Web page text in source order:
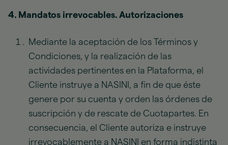
4. Mandatos irrevocables. Autorizaciones
Mediante la aceptación de los Términos y
Condiciones, y la realización de las
actividades pertinentes en la Plataforma, el
Cliente instruye a NASINI, a fin de que éste
genere por su cuenta y orden las órdenes de
suscripción y de rescate de Cuotapartes. En
consecuencia, el Cliente autoriza e instruye
irrevocablemente a NASINI en forma indistinta